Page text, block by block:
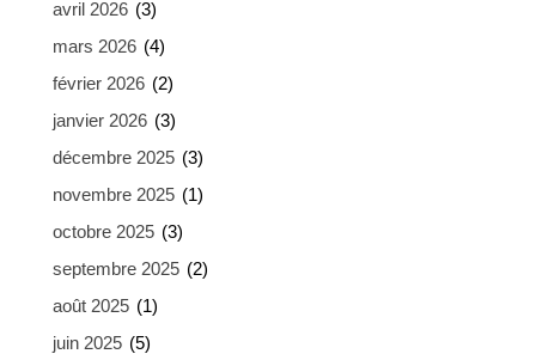
avril 2026 (3)
mars 2026 (4)
février 2026 (2)
janvier 2026 (3)
décembre 2025 (3)
novembre 2025 (1)
octobre 2025 (3)
septembre 2025 (2)
août 2025 (1)
juin 2025 (5)